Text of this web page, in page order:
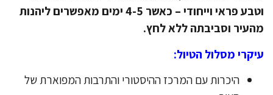
וטבע פראי וייחודי – כאשר 4-5 ימים מאפשרים ליהנות
וסביבתה ללא לחץ.
מסלול הטיול:
​היכרות עם המרכז ההיסטורי והתרבות המפוארת של